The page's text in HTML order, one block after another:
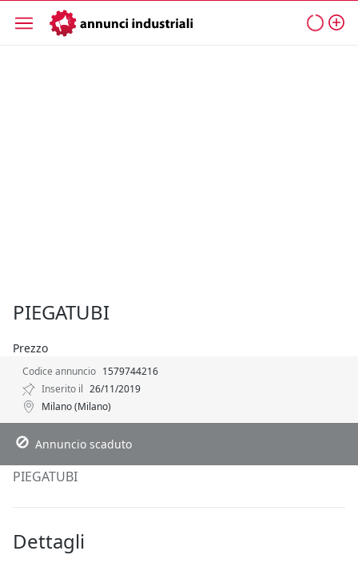
PIEGATUBI
Prezzo
Codice annuncio 1579744216
Inserito il 26/11/2019
Milano (Milano)
Descrizione
Dettagli Posizione Richiedi Info
Annuncio scaduto
PIEGATUBI
Dettagli